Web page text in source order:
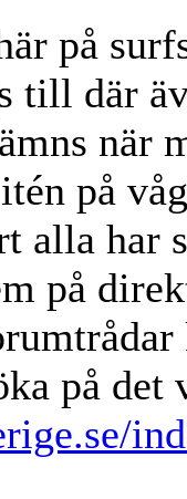
på
till där
när
på
alla har
på
på